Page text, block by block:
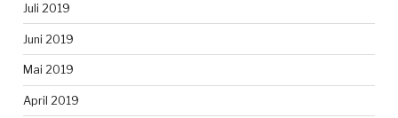
Juli 2019
Juni 2019
Mai 2019
April 2019